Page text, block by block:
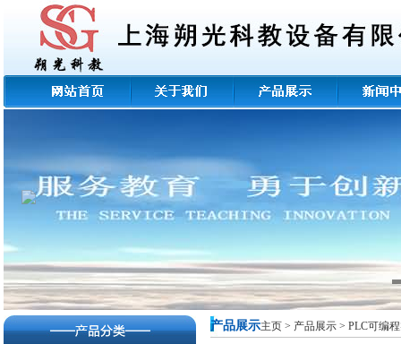
产品展示主页 > 产品展示 > PLC可编